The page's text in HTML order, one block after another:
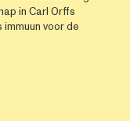
in Carl Orffs
voor de